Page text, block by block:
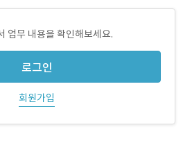
업무 내용을 확인해보세요.
로그인
회원가입